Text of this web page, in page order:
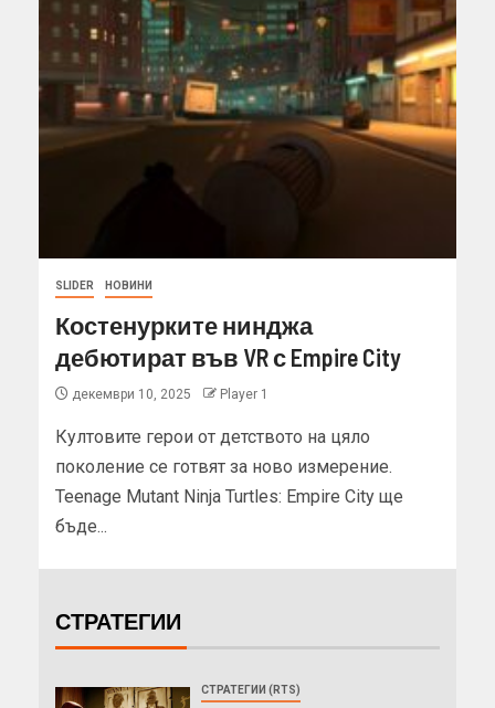
SLIDER НОВИНИ
Костенурките нинджа
дебютират във VR с Empire City
декември 10, 2025 Player 1
Култовите герои от детството на цяло
поколение се готвят за ново измерение.
Teenage Mutant Ninja Turtles: Empire City ще
бъде...
СТРАТЕГИИ
СТРАТЕГИИ (RTS)